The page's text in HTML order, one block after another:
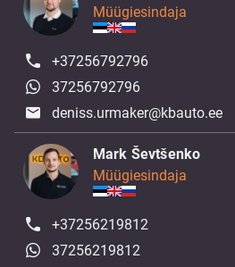
Müügiesindaja
+37256792796
37256792796
deniss.urmaker@kbauto.ee
Mark Ševtšenko
Müügiesindaja
+37256219812
37256219812